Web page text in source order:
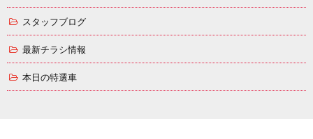
スタッフブログ
最新チラシ情報
本日の特選車